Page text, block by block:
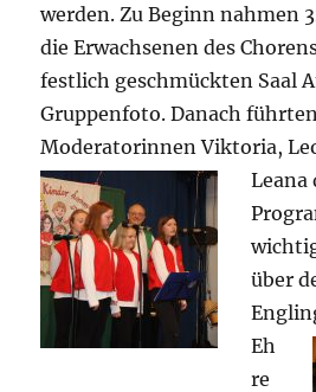
werden. Zu Beginn nahmen
die Erwachsenen des
festlich geschmückten Saal
Gruppenfoto. Danach
Moderatorinnen Viktoria,
Leana
über
Eh
re